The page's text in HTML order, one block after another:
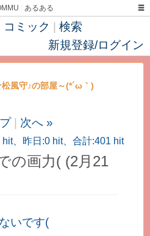
あるある
コミック
検索
新規登録/ログイン
風守♪の部屋～(*´ω｀)
次へ »
hit、昨日:0 hit、合計:401 hit
の画力( (2月21
いです(